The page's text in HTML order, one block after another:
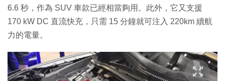
6.6 秒，作為 SUV 車款已經相當夠用。此外，它又支援
170 kW DC 直流快充，只需 15 分鐘就可注入 220km 續航
力的電量。